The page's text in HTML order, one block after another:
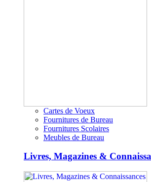
Cartes de Voeux
Fournitures de Bureau
Fournitures Scolaires
Meubles de Bureau
Livres, Magazines &